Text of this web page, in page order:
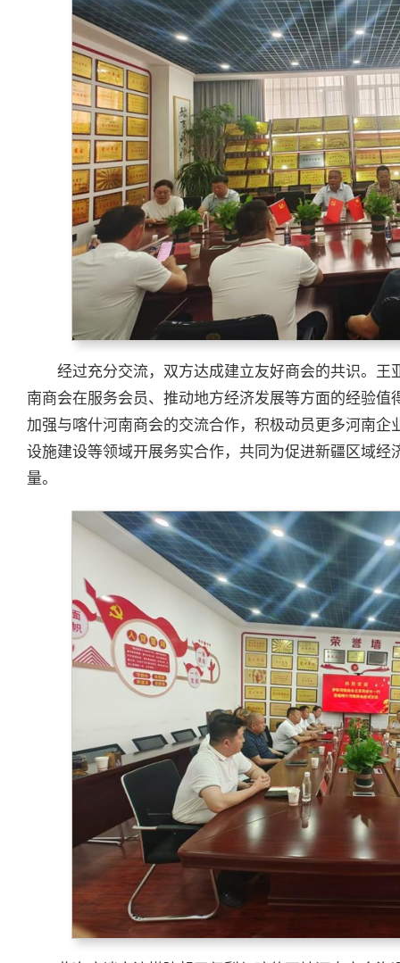
经过充分交流，双方达成建立友好商会的共识。
南商会在服务会员、推动地方经济发展等方面的经验
加强与喀什河南商会的交流合作，积极动员更多河南
设施建设等领域开展务实合作，共同为促进新疆区域
量。